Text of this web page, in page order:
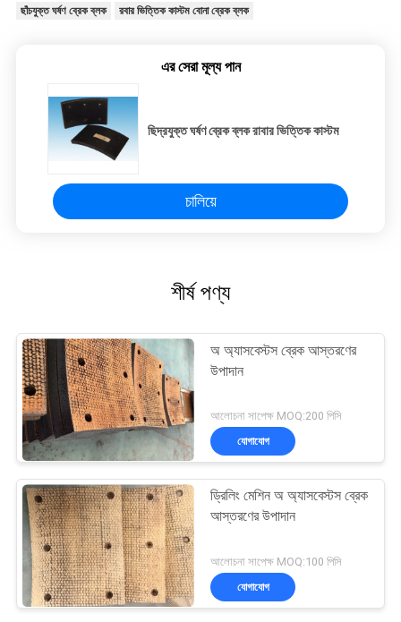
ছাঁচযুক্ত ঘর্ষণ ব্রেক ব্লক রবার ভিত্তিক কাস্টম বোনা ব্রেক ব্লক
এর সেরা মূল্য পান
ছিদ্রযুক্ত ঘর্ষণ ব্রেক ব্লক রাবার ভিত্তিক কাস্টম
চালিয়ে
শীর্ষ পণ্য
অ অ্যাসবেস্টস ব্রেক আস্তরণের
উপাদান
আলোচনা সাপেক্ষ MOQ:200 পিসি
যোগাযোগ
ড্রিলিং মেশিন অ অ্যাসবেস্টস ব্রেক
আস্তরণের উপাদান
আলোচনা সাপেক্ষ MOQ:100 পিসি
যোগাযোগ